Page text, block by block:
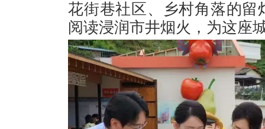
花街巷社区、乡村角落的
阅读浸润市井烟火，为这座